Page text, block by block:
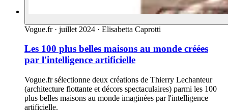
Vogue.fr · juillet 2024 · Elisabetta Caprotti
Les 100 plus belles maisons au monde créées
par l'intelligence artificielle
Vogue.fr sélectionne deux créations de Thierry Lechanteur
(architecture flottante et décors spectaculaires) parmi les 100
plus belles maisons au monde imaginées par l'intelligence
artificielle.